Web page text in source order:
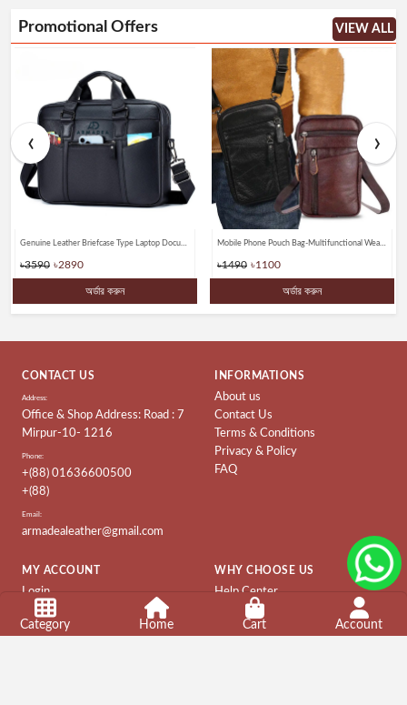
Promotional Offers VIEW ALL
Genuine Leather Briefcase Type Laptop Document Carry A4 Messenger Bags
৳3590 ৳2890
অর্ডার করুন
Mobile Phone Pouch Bag-Multifunctional Wear belt Waist & Shoulder Bagss
৳1490 ৳1100
অর্ডার করুন
‹ ›
CONTACT US
Address:
Office & Shop Address: Road : 7
Mirpur-10- 1216
Phone:
+(88) 01636600500
+(88)
Email:
armadealeather@gmail.com
INFORMATIONS
About us
Contact Us
Terms & Conditions
Privacy & Policy
FAQ
MY ACCOUNT
Login
Order History
Company
WHY CHOOSE US
Help Center
Customer Service
Shopping Guide
Category Home Cart Account